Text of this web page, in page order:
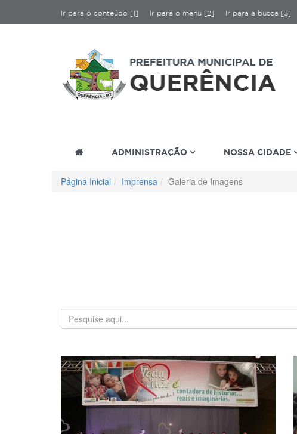
Ir para o conteúdo [1] Ir para o menu [2] Ir para a busca [3]
ADMINISTRAÇÃO NOSSA CIDADE
Página Inicial Imprensa Galeria de Imagens